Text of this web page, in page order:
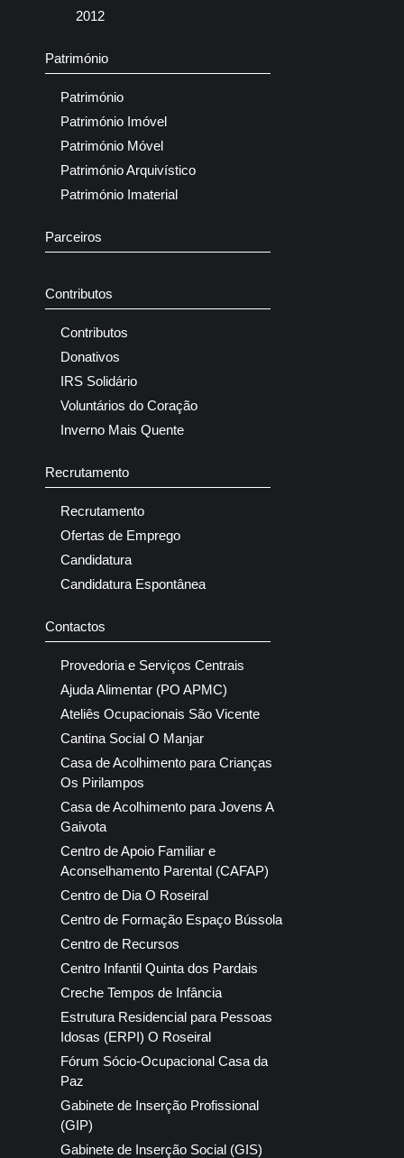
2012
Património
Património
Património Imóvel
Património Móvel
Património Arquivístico
Património Imaterial
Parceiros
Contributos
Contributos
Donativos
IRS Solidário
Voluntários do Coração
Inverno Mais Quente
Recrutamento
Recrutamento
Ofertas de Emprego
Candidatura
Candidatura Espontânea
Contactos
Provedoria e Serviços Centrais
Ajuda Alimentar (PO APMC)
Ateliês Ocupacionais São Vicente
Cantina Social O Manjar
Casa de Acolhimento para Crianças
Os Pirilampos
Casa de Acolhimento para Jovens A
Gaivota
Centro de Apoio Familiar e
Aconselhamento Parental (CAFAP)
Centro de Dia O Roseiral
Centro de Formação Espaço Bússola
Centro de Recursos
Centro Infantil Quinta dos Pardais
Creche Tempos de Infância
Estrutura Residencial para Pessoas
Idosas (ERPI) O Roseiral
Fórum Sócio-Ocupacional Casa da
Paz
Gabinete de Inserção Profissional
(GIP)
Gabinete de Inserção Social (GIS)